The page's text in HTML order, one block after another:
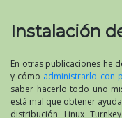
Instalación
En otras publicaciones he
y cómo administrarlo con
saber hacerlo todo uno
está mal que obtener
distribución Linux